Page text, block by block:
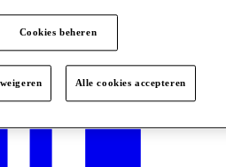
Cookies beheren
Alle cookies accepteren